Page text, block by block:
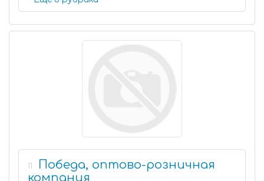
11
Победа, оптово-розничная
компания